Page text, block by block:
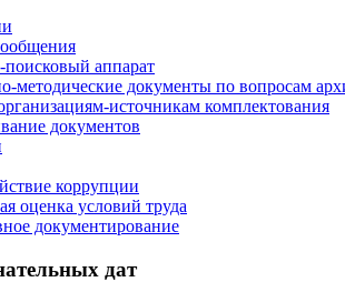
аппарат
методические документы по вопросам
источникам комплектования
документов
коррупции
оценка условий труда
документирование
дат